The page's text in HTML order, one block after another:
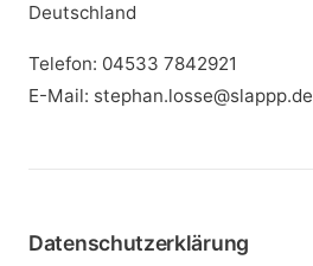
Deutschland
Telefon: 04533 7842921
E-Mail: stephan.losse@slappp.de
Datenschutzerklärung